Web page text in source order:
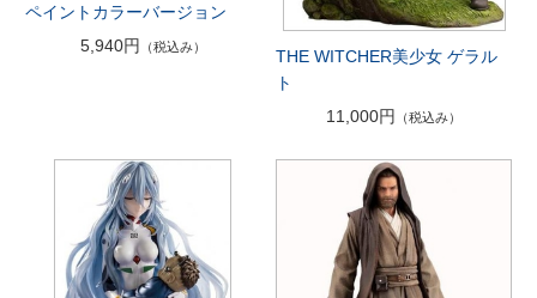
ペイントカラーバージョン
5,940円
（税込み）
THE WITCHER美少女 ゲラル
ト
11,000円
（税込み）